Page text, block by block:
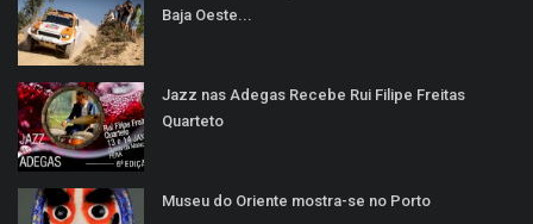
Baja Oeste...
Jazz nas Adegas Recebe Rui Filipe Freitas
Quarteto
Museu do Oriente mostra-se no Porto